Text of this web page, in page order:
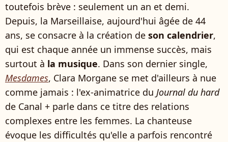
toutefois brève : seulement un an et demi.
Depuis, la Marseillaise, aujourd'hui âgée de 44
ans, se consacre à la création de son calendrier,
qui est chaque année un immense succès, mais
surtout à la musique. Dans son dernier single,
Mesdames, Clara Morgane se met d'ailleurs à nue
comme jamais : l'ex-animatrice du Journal du hard
de Canal + parle dans ce titre des relations
complexes entre les femmes. La chanteuse
évoque les difficultés qu'elle a parfois rencontré